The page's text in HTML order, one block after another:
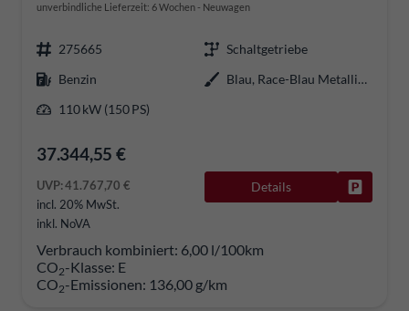
unverbindliche Lieferzeit: 6 Wochen Neuwagen
275665
Schaltgetriebe
Benzin
Blau, Race-Blau Metallic (8X)
110 kW (150 PS)
37.344,55 €
UVP:41.767,70 €
incl. 20% MwSt.
inkl. NoVA
Details
Verbrauch kombiniert: 6,00 l/100km
CO2-Klasse: E
CO2-Emissionen: 136,00 g/km